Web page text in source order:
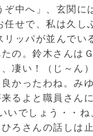
中へ」、玄関に
せで、私は久し
ッパが並んで
の。鈴木さんは
凄い！（じ～ん
かったわね。み
るよと職員さん
でしょう・・
ろさんの話しは